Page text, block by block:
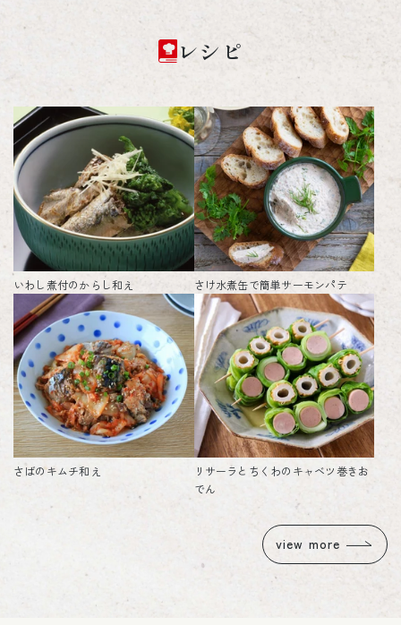
レシピ
いわし煮付のからし和え さけ水煮缶で簡単サーモンパテ
さばのキムチ和え
リサーラとちくわのキャベツ巻きお
でん
view more